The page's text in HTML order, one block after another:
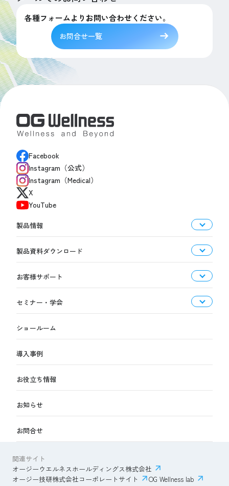
各種フォームよりお問い合わせください。
お問合せ一覧
Facebook
Instagram（公式）
Instagram（Medical）
X
YouTube
製品情報
製品資料ダウンロード
お客様サポート
セミナー・学会
ショールーム
導入事例
お役立ち情報
お知らせ
お問合せ
関連サイト
オージーウエルネスホールディングス株式会社
オージー技研株式会社コーポレートサイト
OG Wellness lab